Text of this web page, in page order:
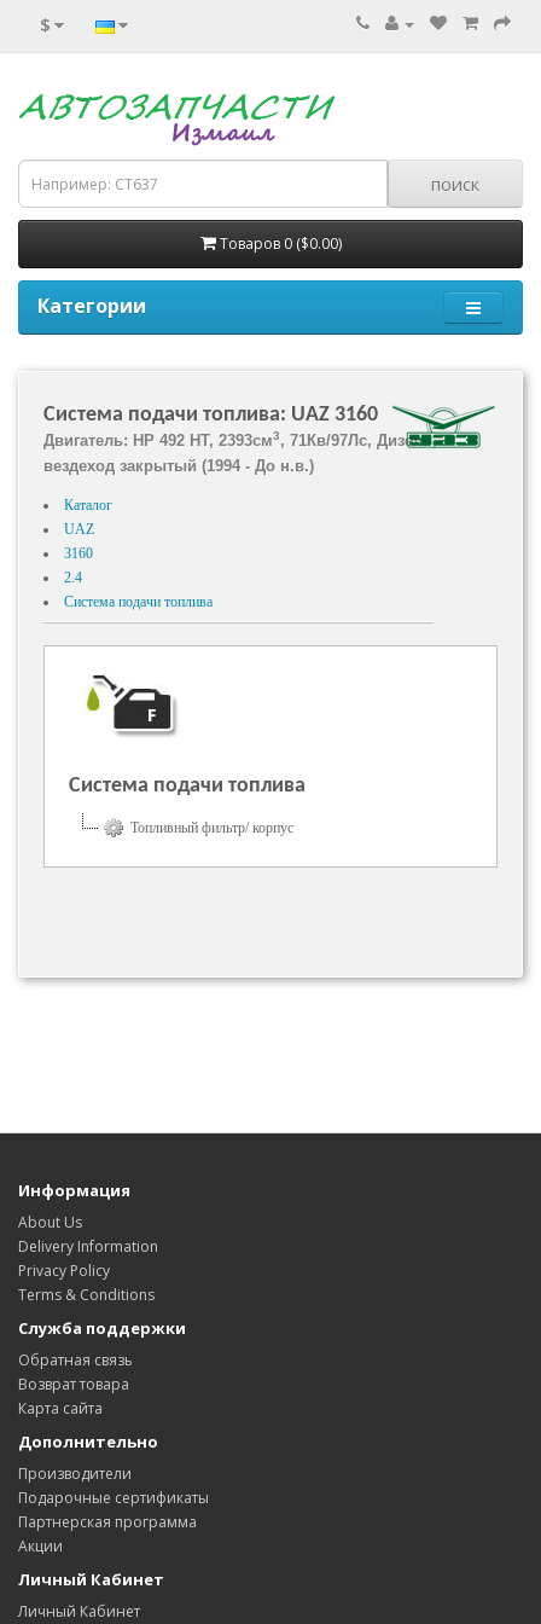
$
Товаров 0 ($0.00)
Категории
Система подачи топлива: UAZ 3160
Двигатель: HP 492 HT, 2393см3, 71Кв/97Лс, Дизель,
вездеход закрытый (1994 - До н.в.)
Каталог
UAZ
3160
2.4
Система подачи топлива
Система подачи топлива
Топливный фильтр/ корпус
Информация
About Us
Delivery Information
Privacy Policy
Terms & Conditions
Служба поддержки
Обратная связь
Возврат товара
Карта сайта
Дополнительно
Производители
Подарочные сертификаты
Партнерская программа
Акции
Личный Кабинет
Личный Кабинет